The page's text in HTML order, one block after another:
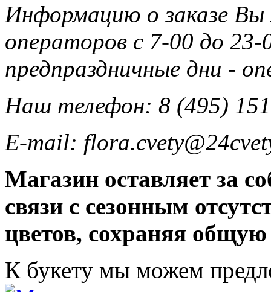
Информацию о заказе
операторов с 7-00 до 23-
предпраздничные дни -
Наш телефон: 8 (495)
E-mail:
Магазин оставляет за
связи с сезонным
цветов, сохраняя
К букету мы можем